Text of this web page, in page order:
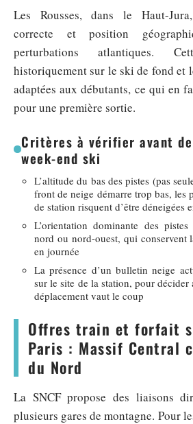
Les Rousses, dans le Haut-
correcte et position
perturbations atlantiques.
historiquement sur le ski de fond et
adaptées aux débutants, ce qui en
pour une première sortie.
Critères à vérifier avant
week-end ski
L’altitude du bas des pistes (pas
front de neige démarre trop bas, les
de station risquent d’être déneigées
L’orientation dominante des
nord ou nord-ouest, qui conservent
en journée
La présence d’un bulletin neige
sur le site de la station, pour
déplacement vaut le coup
Offres train et forfait
Paris : Massif Central
du Nord
La SNCF propose des liaisons
plusieurs gares de montagne. Pour